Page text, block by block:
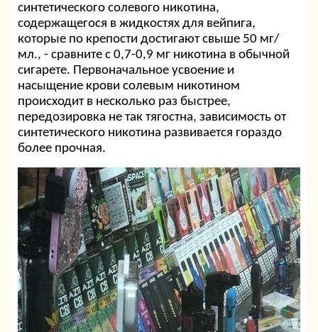
синтетического солевого никотина,
содержащегося в жидкостях для вейпига,
которые по крепости достигают свыше 50 мг/
мл., - сравните с 0,7-0,9 мг никотина в обычной
сигарете. Первоначальное усвоение и
насыщение крови солевым никотином
происходит в несколько раз быстрее,
передозировка не так тягостна, зависимость от
синтетического никотина развивается гораздо
более прочная.